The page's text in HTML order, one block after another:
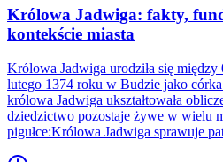
Królowa Jadwiga: fakty,
kontekście miasta
Królowa Jadwiga urodziła się
lutego 1374 roku w Budzie jako
królowa Jadwiga ukształtowała
dziedzictwo pozostaje żywe w wielu
pigułce:Królowa Jadwiga sprawuje